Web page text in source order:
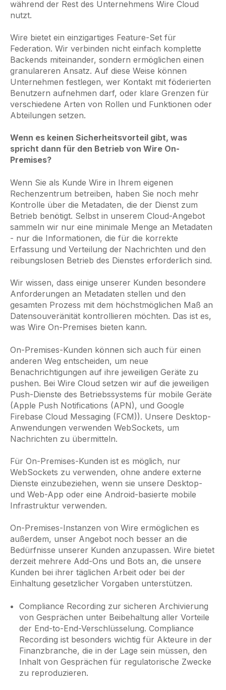
während der Rest des Unternehmens Wire Cloud
nutzt.
Wire bietet ein einzigartiges Feature-Set für
Federation. Wir verbinden nicht einfach komplette
Backends miteinander, sondern ermöglichen einen
granulareren Ansatz. Auf diese Weise können
Unternehmen festlegen, wer Kontakt mit föderierten
Benutzern aufnehmen darf, oder klare Grenzen für
verschiedene Arten von Rollen und Funktionen oder
Abteilungen setzen.
Wenn es keinen Sicherheitsvorteil gibt, was
spricht dann für den Betrieb von Wire On-
Premises?
Wenn Sie als Kunde Wire in Ihrem eigenen
Rechenzentrum betreiben, haben Sie noch mehr
Kontrolle über die Metadaten, die der Dienst zum
Betrieb benötigt. Selbst in unserem Cloud-Angebot
sammeln wir nur eine minimale Menge an Metadaten
- nur die Informationen, die für die korrekte
Erfassung und Verteilung der Nachrichten und den
reibungslosen Betrieb des Dienstes erforderlich sind.
Wir wissen, dass einige unserer Kunden besondere
Anforderungen an Metadaten stellen und den
gesamten Prozess mit dem höchstmöglichen Maß an
Datensouveränität kontrollieren möchten. Das ist es,
was Wire On-Premises bieten kann.
On-Premises-Kunden können sich auch für einen
anderen Weg entscheiden, um neue
Benachrichtigungen auf ihre jeweiligen Geräte zu
pushen. Bei Wire Cloud setzen wir auf die jeweiligen
Push-Dienste des Betriebssystems für mobile Geräte
(Apple Push Notifications (APN), und Google
Firebase Cloud Messaging (FCM)). Unsere Desktop-
Anwendungen verwenden WebSockets, um
Nachrichten zu übermitteln.
Für On-Premises-Kunden ist es möglich, nur
WebSockets zu verwenden, ohne andere externe
Dienste einzubeziehen, wenn sie unsere Desktop-
und Web-App oder eine Android-basierte mobile
Infrastruktur verwenden.
On-Premises-Instanzen von Wire ermöglichen es
außerdem, unser Angebot noch besser an die
Bedürfnisse unserer Kunden anzupassen. Wire bietet
derzeit mehrere Add-Ons und Bots an, die unsere
Kunden bei ihrer täglichen Arbeit oder bei der
Einhaltung gesetzlicher Vorgaben unterstützen.
Compliance Recording zur sicheren Archivierung
von Gesprächen unter Beibehaltung aller Vorteile
der End-to-End-Verschlüsselung. Compliance
Recording ist besonders wichtig für Akteure in der
Finanzbranche, die in der Lage sein müssen, den
Inhalt von Gesprächen für regulatorische Zwecke
zu reproduzieren.